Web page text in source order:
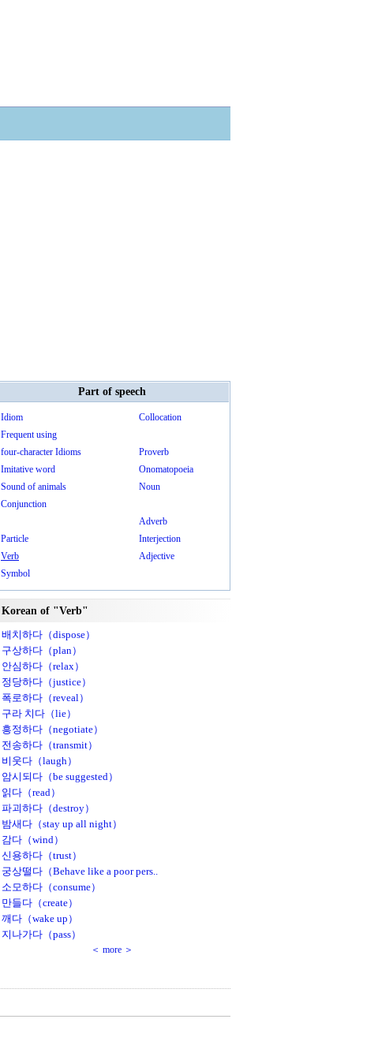
Part of speech
Idiom
Collocation
Frequent using
four-character Idioms
Proverb
Imitative word
Onomatopoeia
Sound of animals
Noun
Conjunction
Adverb
Particle
Interjection
Verb
Adjective
Symbol
Korean of "Verb"
배치하다（dispose）
구상하다（plan）
안심하다（relax）
정당하다（justice）
폭로하다（reveal）
구라 치다（lie）
흥정하다（negotiate）
전송하다（transmit）
비웃다（laugh）
암시되다（be suggested）
읽다（read）
파괴하다（destroy）
밤새다（stay up all night）
감다（wind）
신용하다（trust）
궁상떨다（Behave like a poor pers..
소모하다（consume）
만들다（create）
깨다（wake up）
지나가다（pass）
＜ more ＞